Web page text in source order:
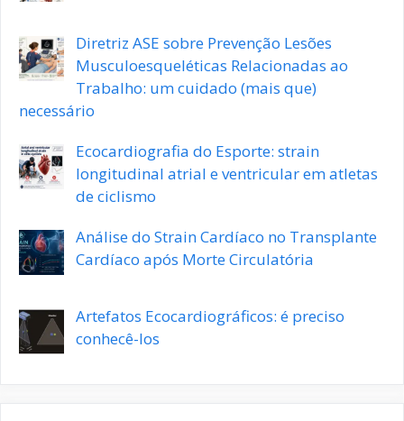
Diretriz ASE sobre Prevenção Lesões
Musculoesqueléticas Relacionadas ao
Trabalho: um cuidado (mais que)
necessário
Ecocardiografia do Esporte: strain
longitudinal atrial e ventricular em atletas
de ciclismo
Análise do Strain Cardíaco no Transplante
Cardíaco após Morte Circulatória
Artefatos Ecocardiográficos: é preciso
conhecê-los